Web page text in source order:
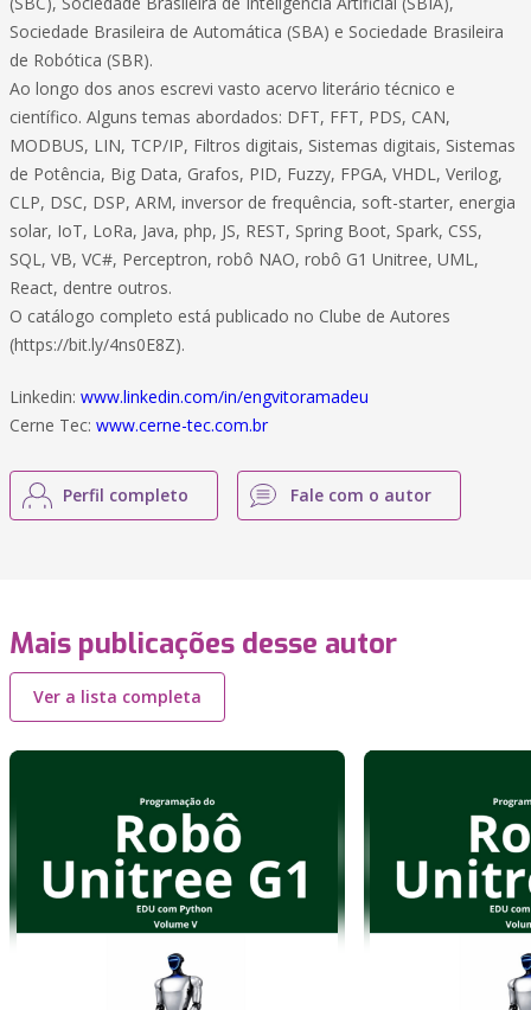
Sociedade Brasileira de Automática (SBA) e Sociedade Brasileira
de Robótica (SBR).
Ao longo dos anos escrevi vasto acervo literário técnico e
científico. Alguns temas abordados: DFT, FFT, PDS, CAN,
MODBUS, LIN, TCP/IP, Filtros digitais, Sistemas digitais, Sistemas
de Potência, Big Data, Grafos, PID, Fuzzy, FPGA, VHDL, Verilog,
CLP, DSC, DSP, ARM, inversor de frequência, soft-starter, energia
solar, IoT, LoRa, Java, php, JS, REST, Spring Boot, Spark, CSS,
SQL, VB, VC#, Perceptron, robô NAO, robô G1 Unitree, UML,
React, dentre outros.
O catálogo completo está publicado no Clube de Autores
(https://bit.ly/4ns0E8Z).
Linkedin: www.linkedin.com/in/engvitoramadeu
Cerne Tec: www.cerne-tec.com.br
Perfil completo Fale com o autor
Mais publicações desse autor
Ver a lista completa